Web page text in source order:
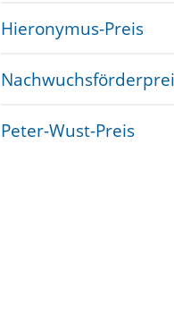
Hieronymus-Preis
Peter-Wust-Preis